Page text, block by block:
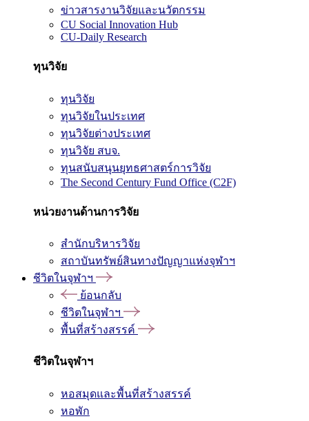
ข่าวสารงานวิจัยและนวัตกรรม
CU Social Innovation Hub
CU-Daily Research
ทุนวิจัย
ทุนวิจัย
ทุนวิจัยในประเทศ
ทุนวิจัยต่างประเทศ
ทุนวิจัย สบจ.
ทุนสนับสนุนยุทธศาสตร์การวิจัย
The Second Century Fund Office (C2F)
หน่วยงานด้านการวิจัย
สำนักบริหารวิจัย
สถาบันทรัพย์สินทางปัญญาแห่งจุฬาฯ
ชีวิตในจุฬาฯ
ย้อนกลับ
ชีวิตในจุฬาฯ
พื้นที่สร้างสรรค์
ชีวิตในจุฬาฯ
หอสมุดและพื้นที่สร้างสรรค์
หอพัก